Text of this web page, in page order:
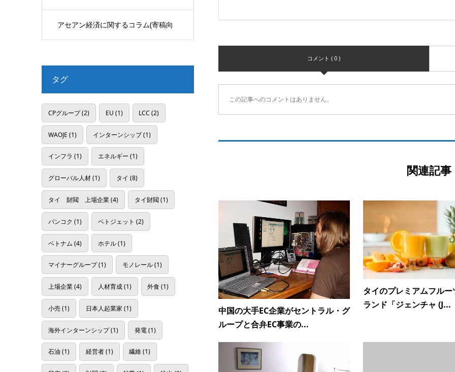
アセアン経済に関するコラム(寄稿向
コメント ( 0 )
この記事へのコメントはありません。
関連記事
中国の大手EC企業がセントラル・グ
ループと合弁EC事業の...
タイのプレミアムフル
ランド「ジェンチャ (J...
タグ
CPグループ(2) EU (1) LCC (2)
WAOJE (1) インターンシップ(1)
インフラ (1) エネルギー (1)
グローバル人材(1) タイ (8)
タイ 財閥 上場企業(4) タイ財閥(1)
バンコク (1) ベトジェット (2)
ベトナム (4) ホテル(1)
マイナーグループ(1) モノレール(1)
上場企業(4) 人材育成(1) 外食(1)
小売(1) 日本人起業家 (1)
海外インターンシップ(1) 発電(1)
石油 (1) 経営者(1) 繊維(1)